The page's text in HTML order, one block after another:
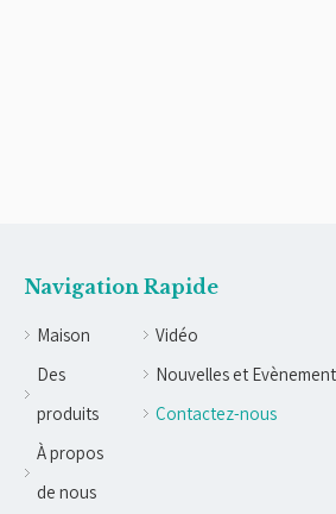
Navigation Rapide
Maison
Des
produits
À propos
de nous
Vidéo
Nouvelles et
Contactez-nous